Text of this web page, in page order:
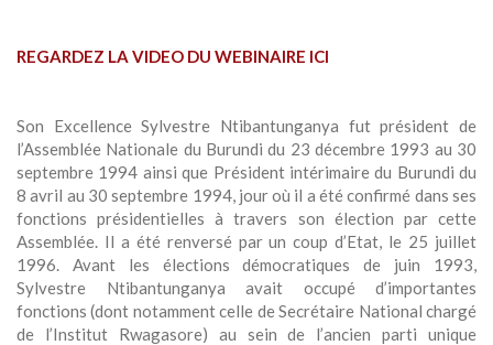
REGARDEZ LA VIDEO DU WEBINAIRE ICI
Son Excellence Sylvestre Ntibantunganya fut président de
l’Assemblée Nationale du Burundi du 23 décembre 1993 au 30
septembre 1994 ainsi que Président intérimaire du Burundi du
8 avril au 30 septembre 1994, jour où il a été confirmé dans ses
fonctions présidentielles à travers son élection par cette
Assemblée. Il a été renversé par un coup d’Etat, le 25 juillet
1996. Avant les élections démocratiques de juin 1993,
Sylvestre Ntibantunganya avait occupé d’importantes
fonctions (dont notamment celle de Secrétaire National chargé
de l’Institut Rwagasore) au sein de l’ancien parti unique